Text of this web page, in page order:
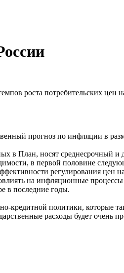
роста потребительских цен
прогноз по инфляции в
в План, носят
в первой половине
регулирования
на инфляционные
в последние годы.
кредитной политики, которые
расходы будет